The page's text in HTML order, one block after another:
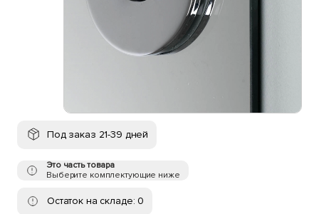
Под заказ 21-39 дней
Это часть товара
Выберите комплектующие ниже
Остаток на складе: 0